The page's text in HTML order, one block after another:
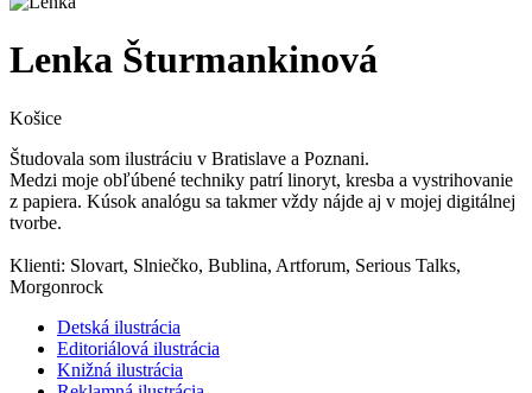
Lenka Šturmankinová
Košice
Študovala som ilustráciu v Bratislave a Poznani.
Medzi moje obľúbené techniky patrí linoryt, kresba a vystrihovanie
z papiera. Kúsok analógu sa takmer vždy nájde aj v mojej digitálnej
tvorbe.
Klienti: Slovart, Slniečko, Bublina, Artforum, Serious Talks,
Morgonrock
Detská ilustrácia
Editoriálová ilustrácia
Knižná ilustrácia